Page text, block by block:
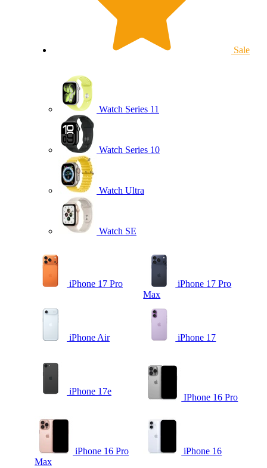
Sale
Watch Series 11
Watch Series 10
Watch Ultra
Watch SE
iPhone 17 Pro
iPhone 17 Pro
Max
iPhone Air iPhone 17
iPhone 17e
IPhone 16 Pro
iPhone 16 Pro
Max
iPhone 16